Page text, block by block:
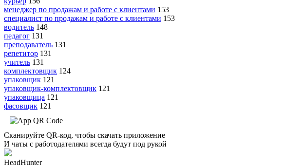
менеджер по продажам и работе с клиентами 153
специалист по продажам и работе с клиентами 153
водитель 148
педагог 131
преподаватель 131
репетитор 131
учитель 131
комплектовщик 124
упаковщик 121
упаковщик-комплектовщик 121
упаковщица 121
фасовщик 121
Сканируйте QR-код, чтобы скачать приложение
И чаты с работодателями всегда будут под рукой
HeadHunter